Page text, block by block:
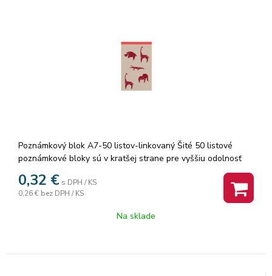
Poznámkový blok A7-50 listov-linkovaný Šité 50 listové
poznámkové bloky sú v kratšej strane pre vyššiu odolnosť
recyklovaného papiera sú pre ľahšie a presné vytrhnutie
perforované. Balenie: 10 ks. Cena za 1 ks.
0,32 € s DPH / KS
0,26 € bez DPH / KS
Na sklade